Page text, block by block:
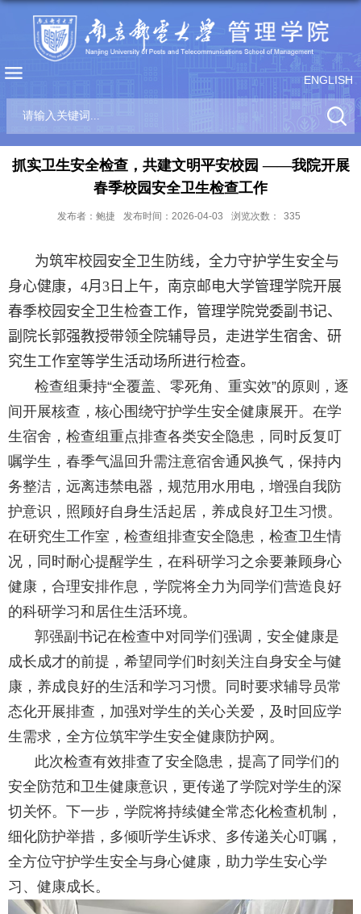
ENGLISH
抓实卫生安全检查，共建文明平安校园 ——我院开展
春季校园安全卫生检查工作
发布者：鲍捷 发布时间：2026-04-03 浏览次数： 335
为筑牢校园安全卫生防线，全力守护学生安全与
身心健康， 4月 3 日上午，南京邮电大学管理学院开展
春季校园安全卫生检查工作，管理学院党委副书记、
副院长郭强教授带领全院辅导员，走进学生宿舍、研
究生工作室等学生活动场所进行检查。
检查组秉持“全覆盖、零死角、重实效”的原则，逐
间开展核查，核心围绕守护学生安全健康展开。在学
生宿舍，检查组重点排查各类安全隐患，同时反复叮
嘱学生，春季气温回升需注意宿舍通风换气，保持内
务整洁，远离违禁电器，规范用水用电，增强自我防
护意识，照顾好自身生活起居，养成良好卫生习惯。
在研究生工作室，检查组排查安全隐患，检查卫生情
况，同时耐心提醒学生，在科研学习之余要兼顾身心
健康，合理安排作息，学院将全力为同学们营造良好
的科研学习和居住生活环境。
郭强副书记在检查中对同学们强调，安全健康是
成长成才的前提，希望同学们时刻关注自身安全与健
康，养成良好的生活和学习习惯。同时要求辅导员常
态化开展排查，加强对学生的关心关爱，及时回应学
生需求，全方位筑牢学生安全健康防护网。
此次检查有效排查了安全隐患，提高了同学们的
安全防范和卫生健康意识，更传递了学院对学生的深
切关怀。下一步，学院将持续健全常态化检查机制，
细化防护举措，多倾听学生诉求、多传递关心叮嘱，
全方位守护学生安全与身心健康，助力学生安心学
习、健康成长。